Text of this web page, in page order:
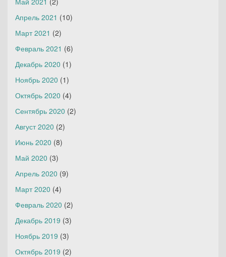
Апрель 2021 (10)
Март 2021 (2)
Февраль 2021 (6)
Декабрь 2020 (1)
Ноябрь 2020 (1)
Октябрь 2020 (4)
Сентябрь 2020 (2)
Август 2020 (2)
Июнь 2020 (8)
Май 2020 (3)
Апрель 2020 (9)
Март 2020 (4)
Февраль 2020 (2)
Декабрь 2019 (3)
Ноябрь 2019 (3)
Октябрь 2019 (2)